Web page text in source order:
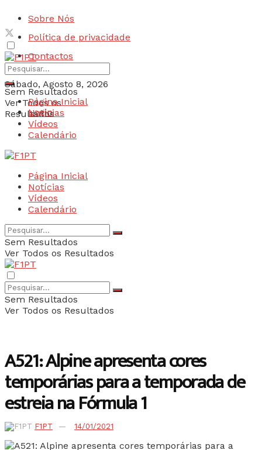
Sobre Nós
Política de privacidade
Contactos
Sábado, Agosto 8, 2026
Login
Sem Resultados
Ver Todos os
Resultados
Página Inicial
Notícias
Vídeos
Calendário
Página Inicial
Notícias
Vídeos
Calendário
Sem Resultados
Ver Todos os Resultados
Sem Resultados
Ver Todos os Resultados
A521: Alpine apresenta cores
temporárias para a temporada de
estreia na Fórmula 1
F1PT 14/01/2021